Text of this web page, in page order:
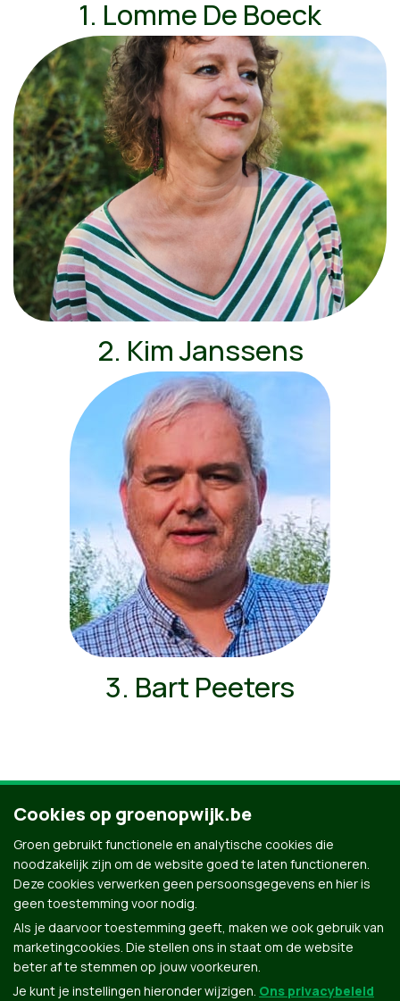
1. Lomme De Boeck
2. Kim Janssens
3. Bart Peeters
Ontdek al onze mensen
Cookies op groenopwijk.be
Groen gebruikt functionele en analytische cookies die
noodzakelijk zijn om de website goed te laten functioneren.
Deze cookies verwerken geen persoonsgegevens en hier is
geen toestemming voor nodig.
Als je daarvoor toestemming geeft, maken we ook gebruik van
marketingcookies. Die stellen ons in staat om de website
beter af te stemmen op jouw voorkeuren.
Je kunt je instellingen hieronder wijzigen. Ons privacybeleid